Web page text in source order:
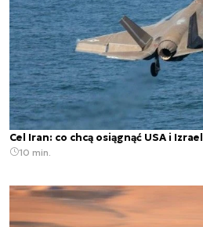
Cel Iran: co chcą osiągnąć USA i Izrael
10 min.